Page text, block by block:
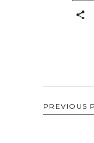
PREVIOUS